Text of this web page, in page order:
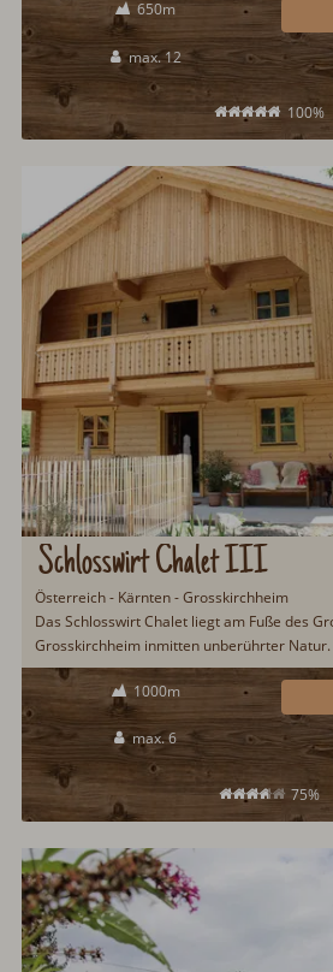
Brixental. Sehr schöne Einrichtung mit viel
Fußbodenheizung, Steinwand, sehr
650m
max. 12
100%
Schlosswirt Chalet III
Österreich - Kärnten - Grosskirchheim
Das Schlosswirt Chalet liegt am Fuße des
Grosskirchheim inmitten unberührter
und liebevoll eingerichteten Schlosswirt
einiges zu entdecken. Besonders für Kinder
Schlosswirt Chalet viel Abwechslung...
1000m
max. 6
75%